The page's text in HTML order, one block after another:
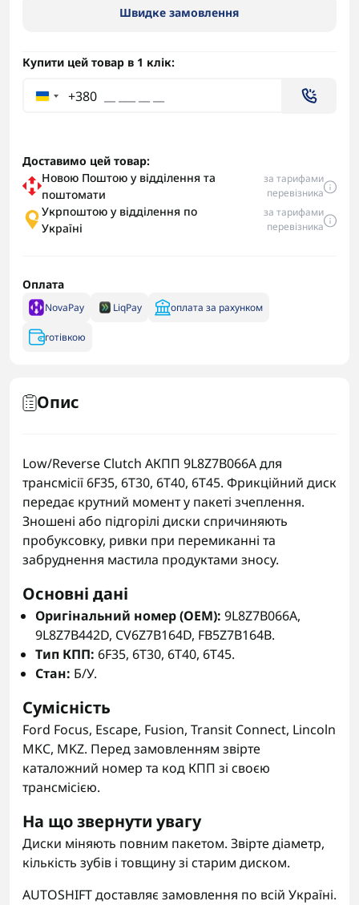
Швидке замовлення
Купити цей товар в 1 клік:
+380
Доставимо цей товар:
Новою Поштою у відділення та
поштомати
за тарифами
перевізника
Укрпоштою у відділення по
Україні
за тарифами
перевізника
Оплата
NovaPay LiqPay оплата за рахунком
готівкою
Опис
Low/Reverse Clutch АКПП 9L8Z7B066A для
трансмісії 6F35, 6T30, 6T40, 6T45. Фрикційний диск
передає крутний момент у пакеті зчеплення.
Зношені або підгорілі диски спричиняють
пробуксовку, ривки при перемиканні та
забруднення мастила продуктами зносу.
Основні дані
Оригінальний номер (OEM): 9L8Z7B066A,
9L8Z7B442D, CV6Z7B164D, FB5Z7B164B.
Тип КПП: 6F35, 6T30, 6T40, 6T45.
Стан: Б/У.
Сумісність
Ford Focus, Escape, Fusion, Transit Connect, Lincoln
MKC, MKZ. Перед замовленням звірте
каталожний номер та код КПП зі своєю
трансмісією.
На що звернути увагу
Диски міняють повним пакетом. Звірте діаметр,
кількість зубів і товщину зі старим диском.
AUTOSHIFT доставляє замовлення по всій Україні.